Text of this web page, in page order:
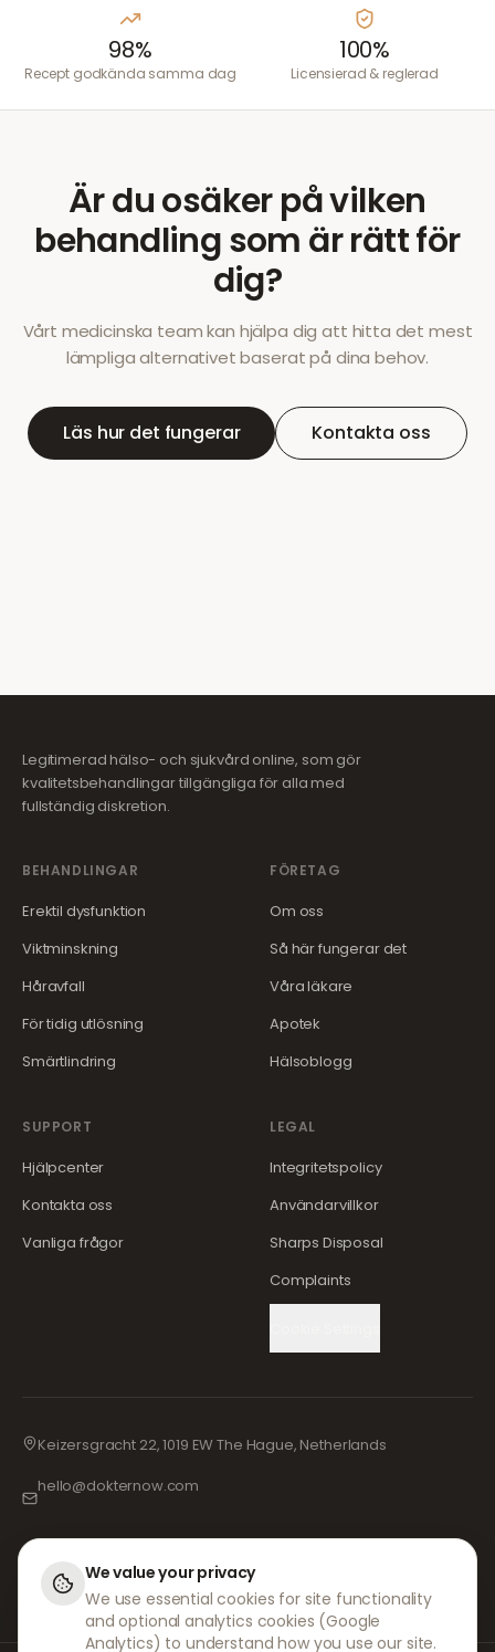
98%
Recept godkända samma dag
100%
Licensierad & reglerad
Är du osäker på vilken
behandling som är rätt för
dig?
Vårt medicinska team kan hjälpa dig att hitta det mest
lämpliga alternativet baserat på dina behov.
Läs hur det fungerar Kontakta oss
Legitimerad hälso- och sjukvård online, som gör
kvalitetsbehandlingar tillgängliga för alla med
fullständig diskretion.
BEHANDLINGAR
Erektil dysfunktion
Viktminskning
Håravfall
För tidig utlösning
Smärtlindring
FÖRETAG
Om oss
Så här fungerar det
Våra läkare
Apotek
Hälsoblogg
SUPPORT
Hjälpcenter
Kontakta oss
Vanliga frågor
LEGAL
Integritetspolicy
Användarvillkor
Sharps Disposal
Complaints
Keizersgracht 22, 1019 EW The Hague, Netherlands
hello@dokternow.com
We value your privacy
We use essential cookies for site functionality
and optional analytics cookies (Google
Analytics) to understand how you use our site.